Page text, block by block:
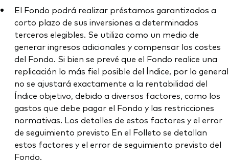
El Fondo podrá realizar préstamos garantizados a
corto plazo de sus inversiones a determinados
terceros elegibles. Se utiliza como un medio de
generar ingresos adicionales y compensar los costes
del Fondo. Si bien se prevé que el Fondo realice una
replicación lo más fiel posible del Índice, por lo general
no se ajustará exactamente a la rentabilidad del
Índice objetivo, debido a diversos factores, como los
gastos que debe pagar el Fondo y las restricciones
normativas. Los detalles de estos factores y el error
de seguimiento previsto En el Folleto se detallan
estos factores y el error de seguimiento previsto del
Fondo.